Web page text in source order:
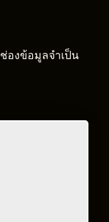
ช่องข้อมูลจำเป็น